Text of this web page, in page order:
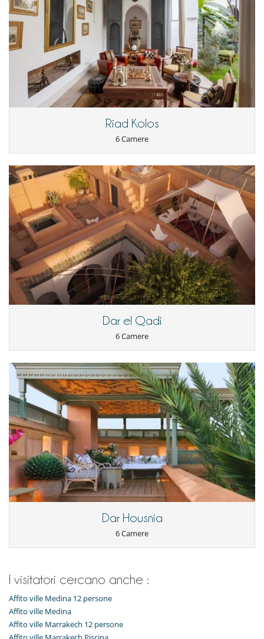
Lettino da massaggio
Libri
Music speaker
Piscina a filtrazione di cloro
Piscina calda esteriore
Tivù cavo o satellite o internet
Elettrodomestici
Cucina completamente fornita
Spremiagrumi
Per la vostra comodità e convenienza
Aria condizionata in tutta la casa
Camini
Cortile interno
Reverse cycle air conditioner
Sala di lettura
Salone TV
Terrazza sul tetto
Personale
Casa con personale
Cuoco / Donna delle pulizie
Riad Kolos
6 Camere
Dar el Qadi
6 Camere
Dar Housnia
6 Camere
I visitatori cercano anche :
Affito ville Medina 12 persone
Affito ville Medina
Affito ville Marrakech 12 persone